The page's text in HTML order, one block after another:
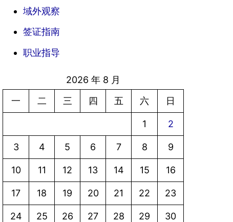
域外观察
签证指南
职业指导
2026 年 8 月
一
二 三 四 五 六 日
1 2
3 4 5 6 7 8 9
10 11 12 13 14 15 16
17 18 19 20 21 22 23
24 25 26 27 28 29 30